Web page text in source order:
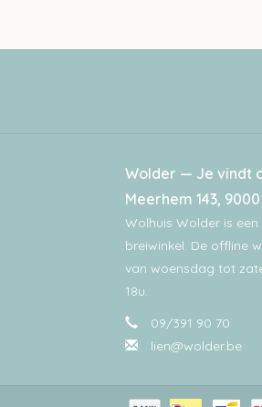
Wolder — Je vindt
Meerhem 143,
Wolhuis Wolder is
breiwinkel. De offline
van woensdag tot
18u.
09/391 90 70
lien@wolder.be